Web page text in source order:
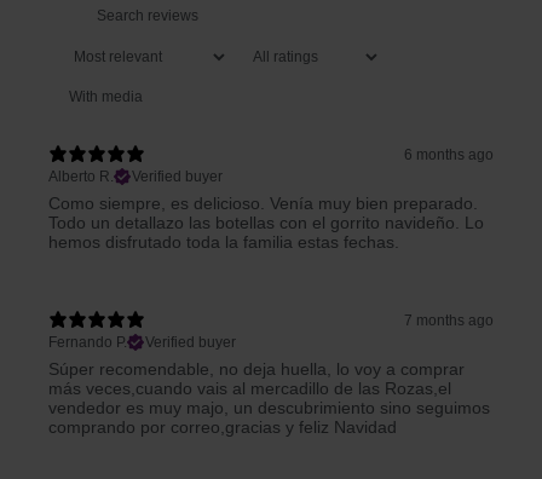
With media
6 months ago
Alberto R.
Verified buyer
Como siempre, es delicioso. Venía muy bien preparado.
Todo un detallazo las botellas con el gorrito navideño. Lo
hemos disfrutado toda la familia estas fechas.
7 months ago
Fernando P.
Verified buyer
Súper recomendable, no deja huella, lo voy a comprar
más veces,cuando vais al mercadillo de las Rozas,el
vendedor es muy majo, un descubrimiento sino seguimos
comprando por correo,gracias y feliz Navidad